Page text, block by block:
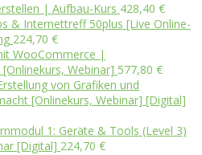
| Aufbau-Kurs 428,40 €
& Internettreff 50plus [Live Online-
224,70 €
WooCommerce |
Webinar] 577,80 €
von Grafiken und
[Onlinekurs, Webinar] [Digital]
1: Geräte & Tools (Level 3)
[Digital] 224,70 €